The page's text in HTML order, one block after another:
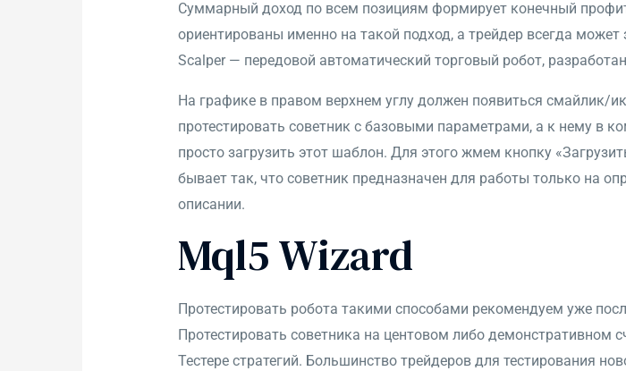
Суммарный доход по всем позициям формирует конечный
ориентированы именно на такой подход, а трейдер всегда
Scalper — передовой автоматический торговый робот,
На графике в правом верхнем углу должен появиться смайлик/
протестировать советник с ‎базовыми параметрами‎, а к нему в
просто загрузить этот шаблон. Для этого жмем кнопку
бывает так, что советник предназначен для работы только на
описании.
Mql5 Wizard
Протестировать робота такими способами рекомендуем уже
Протестировать советника на центовом либо демонстративном
Тестере стратегий. Большинство трейдеров для тестирования